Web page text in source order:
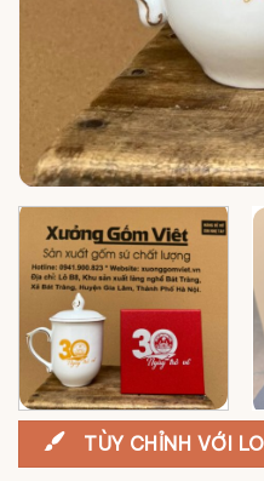
TÙY CHỈNH VỚI